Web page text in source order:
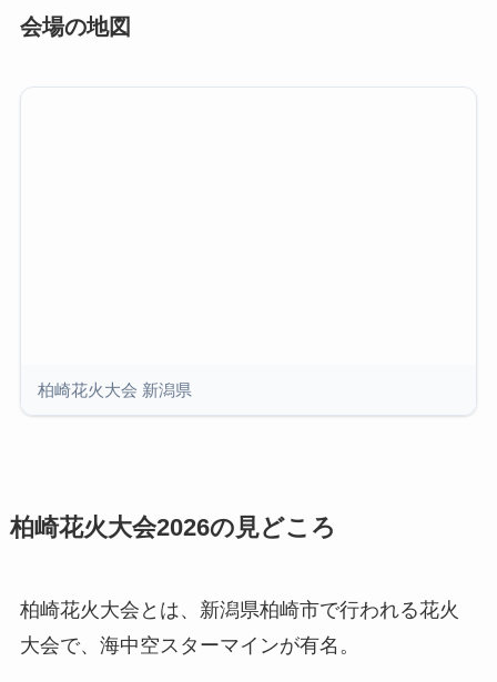
会場の地図
柏崎花火大会 新潟県
柏崎花火大会2026の見どころ
柏崎花火大会とは、新潟県柏崎市で行われる花火
大会で、海中空スターマインが有名。